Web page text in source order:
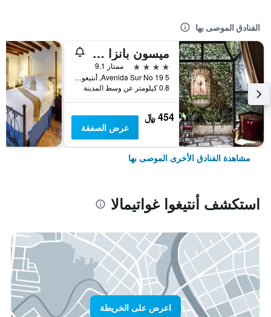
الفنادق الموصى بها
ميسون بانزا فيرديه
4 نجوم
ممتاز 9.1
5 Avenida Sur No 19, أنتيغوا غواتيمالا, غواتيمالا
0.8 كيلومتر عن وسط المدينة
454 ﷼
عرض الصفقة
مشاهدة الفنادق الأخرى الموصى بها
استكشف أنتيغوا غواتيمالا
اعرض على الخريطة